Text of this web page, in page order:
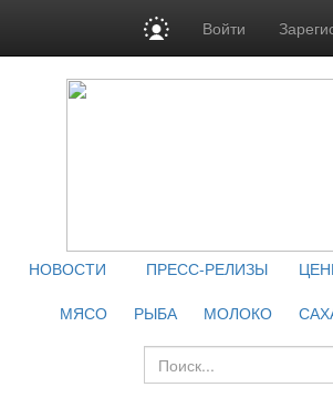
Войти
НОВОСТИ ПРЕСС-РЕЛИЗЫ
МЯСО
РЫБА МОЛОКО